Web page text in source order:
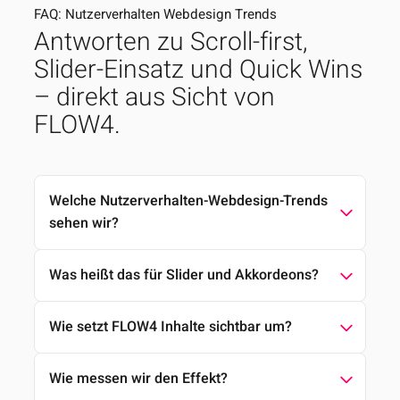
FAQ: Nutzerverhalten Webdesign Trends
Antworten zu Scroll-first,
Slider-Einsatz und Quick Wins
– direkt aus Sicht von
FLOW4.
Welche Nutzerverhalten-Webdesign-Trends
sehen wir?
erwarten sofort sichtbare Inhalte, klare Story
und schnelle Performance. Das ist der Kern der
Nutzerverhalten Webdesign Trends.
Was heißt das für Slider und Akkordeons?
nicht für Kernbotschaften. Primäre Aussagen
sichtbar machen, sekundäre Inhalte optional
klickbar halten.
Wie setzt FLOW4 Inhalte sichtbar um?
Absätze, Scrollytelling. Performance (CWV), SEO
Wie messen wir den Effekt?